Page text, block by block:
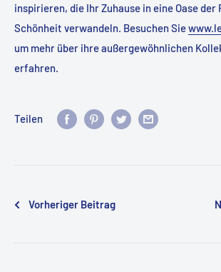
inspirieren, die Ihr Zuhause in eine Oase der
Schönheit verwandeln. Besuchen Sie
um mehr über ihre außergewöhnlichen
erfahren.
Teilen
Vorheriger Beitrag